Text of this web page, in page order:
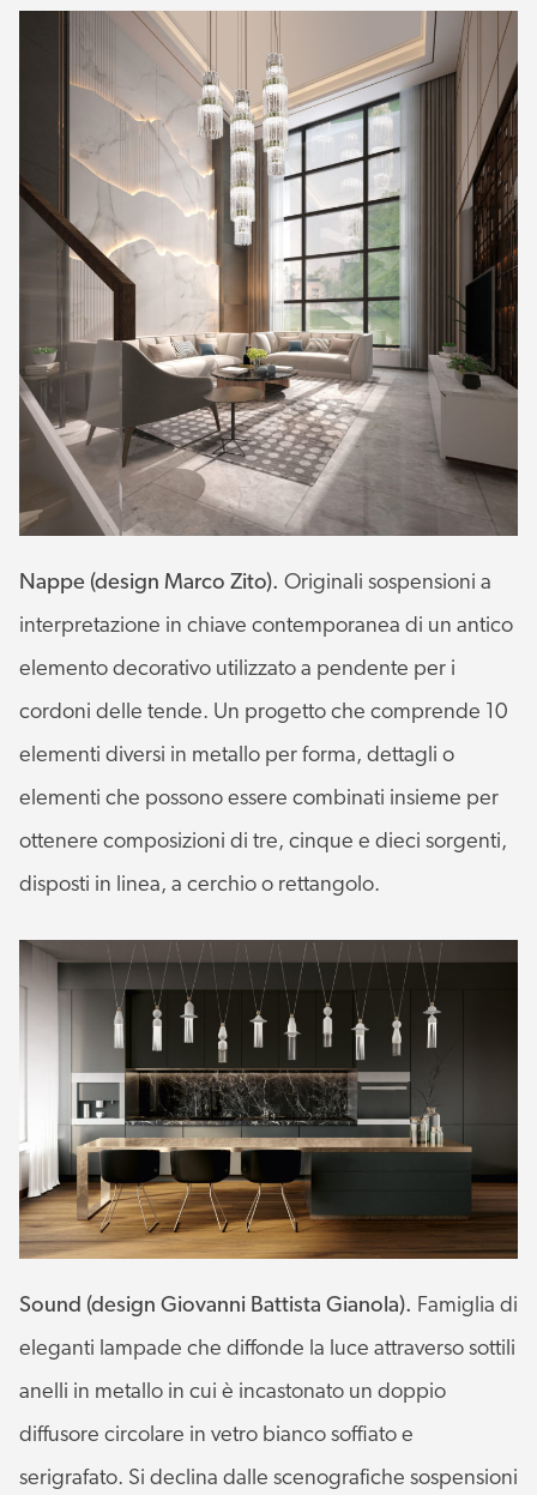
Nappe (design Marco Zito). Originali sospensioni a
interpretazione in chiave contemporanea di un antico
elemento decorativo utilizzato a pendente per i
cordoni delle tende. Un progetto che comprende 10
elementi diversi in metallo per forma, dettagli o
elementi che possono essere combinati insieme per
ottenere composizioni di tre, cinque e dieci sorgenti,
disposti in linea, a cerchio o rettangolo.
Sound (design Giovanni Battista Gianola). Famiglia di
eleganti lampade che diffonde la luce attraverso sottili
anelli in metallo in cui è incastonato un doppio
diffusore circolare in vetro bianco soffiato e
serigrafato. Si declina dalle scenografiche sospensioni